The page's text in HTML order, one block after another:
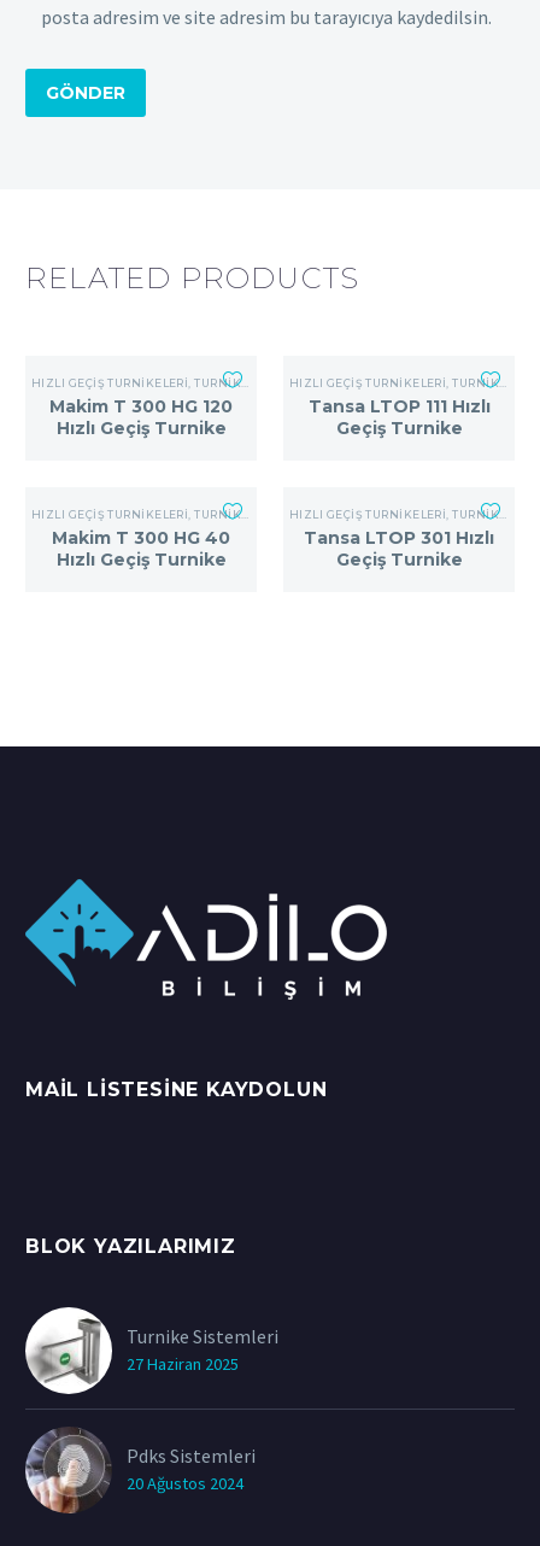
posta adresim ve site adresim bu tarayıcıya kaydedilsin.
GÖNDER
RELATED PRODUCTS
HIZLI GEÇIŞ TURNIKELERI,TURNIKE SISTEMLERI
Makim T 300 HG 120
Hızlı Geçiş Turnike
HIZLI GEÇIŞ TURNIKELERI,TURNIKE SISTEMLERI
Tansa LTOP 111 Hızlı
Geçiş Turnike
HIZLI GEÇIŞ TURNIKELERI,TURNIKE SISTEMLERI
Makim T 300 HG 40
Hızlı Geçiş Turnike
HIZLI GEÇIŞ TURNIKELERI,TURNIKE SISTEMLERI
Tansa LTOP 301 Hızlı
Geçiş Turnike
MAIL LISTESINE KAYDOLUN
BLOK YAZILARIMIZ
Turnike Sistemleri
27 Haziran 2025
Pdks Sistemleri
20 Ağustos 2024